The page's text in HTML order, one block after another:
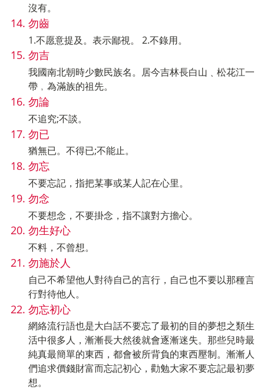
沒有。
勿齒
1.不愿意提及。表示鄙視。 2.不錄用。
勿吉
我國南北朝時少數民族名。居今吉林長白山﹑松花江一
帶﹐為滿族的祖先。
勿論
不追究;不談。
勿已
猶無已。不得已;不能止。
勿忘
不要忘記，指把某事或某人記在心里。
勿念
不要想念，不要掛念，指不讓對方擔心。
勿生好心
不料，不曾想。
勿施於人
自己不希望他人對待自己的言行，自己也不要以那種言
行對待他人。
勿忘初心
網絡流行語也是大白話不要忘了最初的目的夢想之類生
活中很多人，漸漸長大然後就會逐漸迷失。那些兒時最
純真最簡單的東西，都會被所背負的東西壓制。漸漸人
們追求價錢財富而忘記初心，勸勉大家不要忘記最初夢
想。